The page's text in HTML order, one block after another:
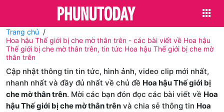
Trang chủ
Hoa hậu Thế giới bị che mờ thân trên - các bài viết về Hoa hậu
Thế giới bị che mờ thân trên, tin tức Hoa hậu Thế giới bị che mờ
thân trên
Cập nhật thông tin tin tức, hình ảnh, video clip mới nhất,
nhanh nhất và đầy đủ nhất về chủ đề Hoa hậu Thế giới bị
che mờ thân trên. Mời các bạn đón đọc các bài viết về Hoa
hậu Thế giới bị che mờ thân trên và chia sẻ thông tin Hoa